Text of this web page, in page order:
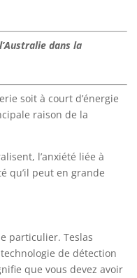
dans la
soit à court d’énergie
raison de la
l’anxiété liée à
qu’il peut en grande
particulier. Teslas
de détection
que vous devez avoir